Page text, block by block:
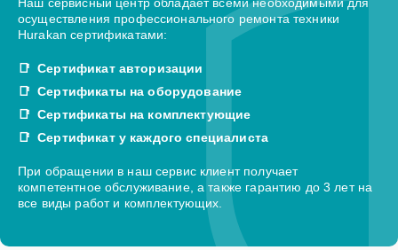
осуществления профессионального ремонта техники
Hurakan сертификатами:
Сертификат авторизации
Сертификаты на оборудование
Сертификаты на комплектующие
Сертификат у каждого специалиста
При обращении в наш сервис клиент получает
компетентное обслуживание, а также гарантию до 3 лет на
все виды работ и комплектующих.